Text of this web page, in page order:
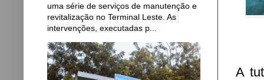
A
uma série de serviços de manutenção e
revitalização no Terminal Leste. As
intervenções, executadas p...